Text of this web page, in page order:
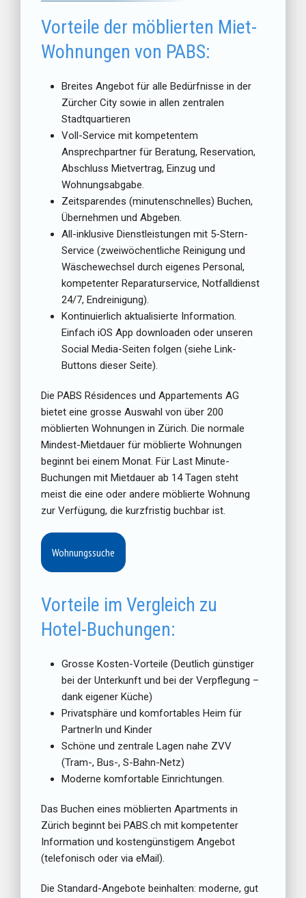
Vorteile der möblierten Miet-
Wohnungen von PABS:
Breites Angebot für alle Bedürfnisse in der
Zürcher City sowie in allen zentralen
Stadtquartieren
Voll-Service mit kompetentem
Ansprechpartner für Beratung, Reservation,
Abschluss Mietvertrag, Einzug und
Wohnungsabgabe.
Zeitsparendes (minutenschnelles) Buchen,
Übernehmen und Abgeben.
All-inklusive Dienstleistungen mit 5-Stern-
Service (zweiwöchentliche Reinigung und
Wäschewechsel durch eigenes Personal,
kompetenter Reparaturservice, Notfalldienst
24/7, Endreinigung).
Kontinuierlich aktualisierte Information.
Einfach iOS App downloaden oder unseren
Social Media-Seiten folgen (siehe Link-
Buttons dieser Seite).
Die PABS Résidences und Appartements AG
bietet eine grosse Auswahl von über 200
möblierten Wohnungen in Zürich. Die normale
Mindest-Mietdauer für möblierte Wohnungen
beginnt bei einem Monat. Für Last Minute-
Buchungen mit Mietdauer ab 14 Tagen steht
meist die eine oder andere möblierte Wohnung
zur Verfügung, die kurzfristig buchbar ist.
Wohnungssuche
Vorteile im Vergleich zu
Hotel-Buchungen:
Grosse Kosten-Vorteile (Deutlich günstiger
bei der Unterkunft und bei der Verpflegung –
dank eigener Küche)
Privatsphäre und komfortables Heim für
PartnerIn und Kinder
Schöne und zentrale Lagen nahe ZVV
(Tram-, Bus-, S-Bahn-Netz)
Moderne komfortable Einrichtungen.
Das Buchen eines möblierten Apartments in
Zürich beginnt bei PABS.ch mit kompetenter
Information und kostengünstigem Angebot
(telefonisch oder via eMail).
Die Standard-Angebote beinhalten: moderne, gut